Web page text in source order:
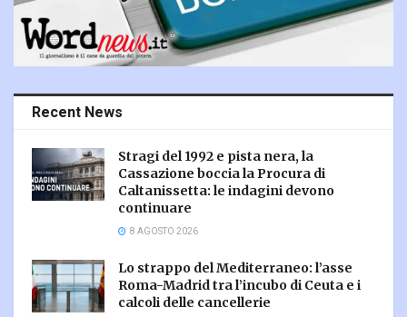
Recent News
Stragi del 1992 e pista nera, la
Cassazione boccia la Procura di
Caltanissetta: le indagini devono
continuare
8 AGOSTO 2026
Lo strappo del Mediterraneo: l’asse
Roma-Madrid tra l’incubo di Ceuta e i
calcoli delle cancellerie